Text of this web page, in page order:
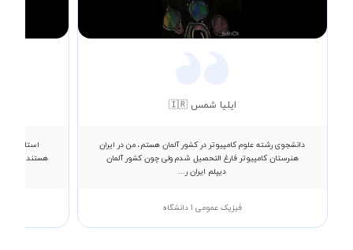
Video
ایلیا شمس 🇮🇷
دانشجوی رشته علوم کامپیوتر در کشور آلمان هستم، من در ایران
هنرستان کامپیوتر فارغ التحصیل شدم ولی چون کشور آلمان
دیپلم ایران ر...
فیزیک عمومی 1 دانشگاه
استاد
هستند.